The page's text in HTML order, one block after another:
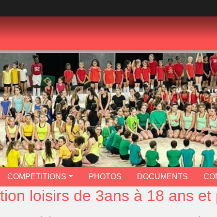
COMPETITIONS PHOTOS DOCUMENTS
loisirs de 3ans à 18 ans et